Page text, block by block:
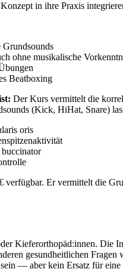
in ihre Praxis
ohne musikalische
Beatboxing
Der Kurs vermittelt die
(Kick, HiHat, Snare)
oris
verfügbar. Er vermittelt die
Kieferorthopäd:innen. Die
gesundheitlichen
— aber kein Ersatz für